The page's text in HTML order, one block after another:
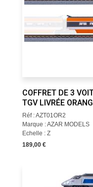
COFFRET DE 3
TGV LIVRÉE
Réf : AZT01OR2
Marque : AZAR MODELS
Echelle : Z
189,00 €